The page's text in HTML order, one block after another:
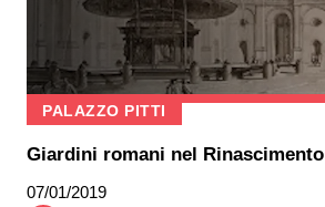
PALAZZO PITTI
Giardini romani nel Rinascimento
07/01/2019